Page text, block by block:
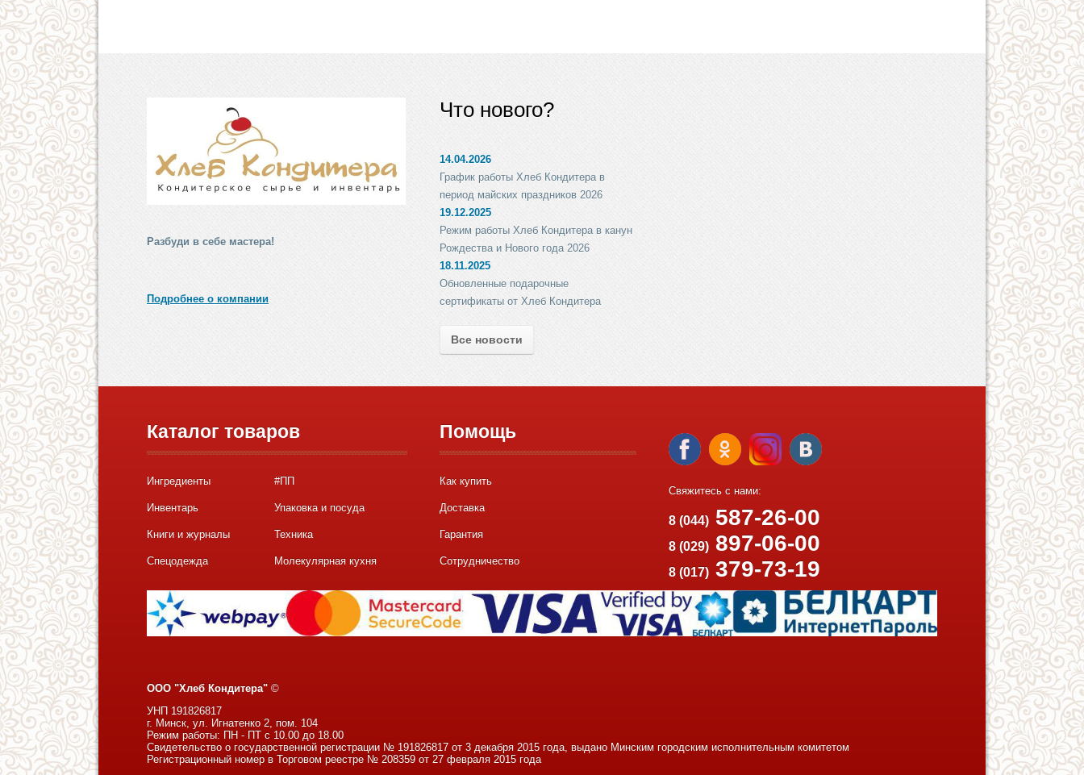
Разбуди в себе мастера!
Подробнее о компании
Что нового?
14.04.2026
График работы Хлеб Кондитера в
период майских праздников 2026
19.12.2025
Режим работы Хлеб Кондитера в канун
Рождества и Нового года 2026
18.11.2025
Обновленные подарочные
сертификаты от Хлеб Кондитера
Все новости
Каталог товаров
Ингредиенты #ПП
Инвентарь Упаковка и посуда
Книги и журналы Техника
Спецодежда Молекулярная кухня
Помощь
Как купить
Доставка
Гарантия
Сотрудничество
Свяжитесь с нами:
8 (044)587-26-00
8 (029)897-06-00
8 (017) 379-73-19
ООО "Хлеб Кондитера" ©
УНП 191826817
г. Минск, ул. Игнатенко 2, пом. 104
Режим работы: ПН - ПТ с 10.00 до 18.00
Свидетельство о государственной регистрации № 191826817 от 3 декабря 2015 года, выдано Минским городским исполнительным комитетом
Регистрационный номер в Торговом реестре № 208359 от 27 февраля 2015 года